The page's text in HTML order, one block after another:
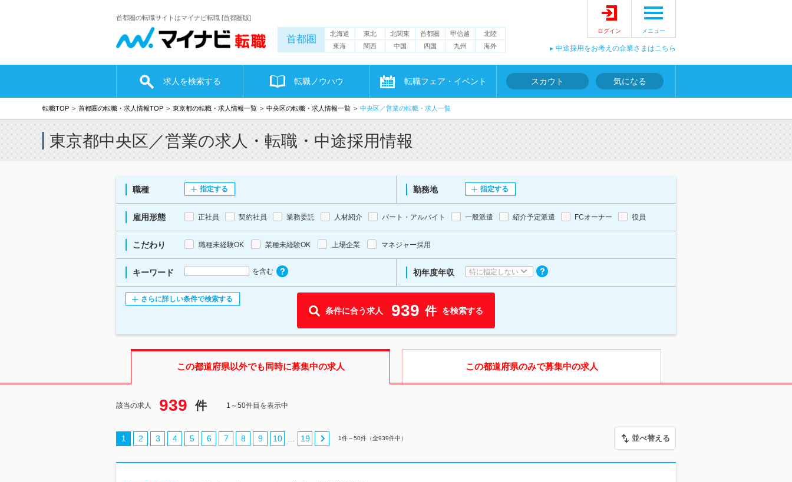
首都圏の転職サイトはマイナビ転職 [首都圏版]
首都圏 北海道 東北 北関東 首都圏 甲信越
北陸
東海
関西 中国 四国 九州 海外
ログイン メニュー
中途採用をお考えの企業さまはこちら
求人を検索する 転職ノウハウ 転職フェア・イベント スカウト 気になる
転職TOP 首都圏の転職・求人情報TOP 東京都の転職・求人情報一覧 中央区の転職・求人情報一覧 中央区／営業の転職・求人一覧
東京都中央区／営業の求人・転職・中途採用情報
職種 指定する 勤務地 指定する
雇用形態 正社員 契約社員 業務委託 人材紹介 パート・アルバイト 一般派遣 紹介予定派遣 FCオーナー 役員
こだわり 職種未経験OK 業種未経験OK 上場企業 マネジャー採用
キーワード を含む 初年度年収 特に指定しない
さらに詳しい条件で検索する
条件に合う求人 939 件 を検索する
この都道府県以外でも同時に募集中の求人 この都道府県のみで募集中の求人
該当の求人 939 件 1～50件目を表示中
1 2 3 4 5 6 7 8 9 10 … 19 1件～50件（全939件中） 並べ替える